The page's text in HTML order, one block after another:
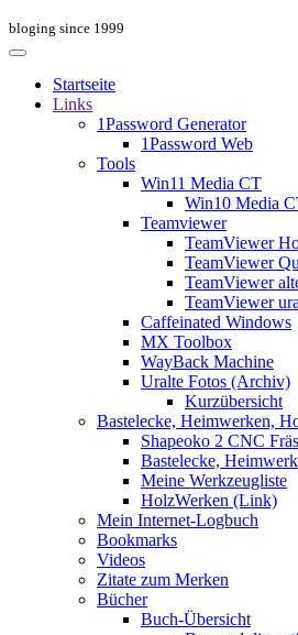
bloging since 1999
Startseite
Links
1Password Generator
1Password Web
Tools
Win11 Media CT
Win10 Media
Teamviewer
TeamViewer
TeamViewer
TeamViewer
TeamViewer
Caffeinated Windows
MX Toolbox
WayBack Machine
Uralte Fotos (Archiv)
Kurzübersicht
Bastelecke, Heimwerken,
Shapeoko 2 CNC
Bastelecke,
Meine Werkzeugliste
HolzWerken (Link)
Mein Internet-Logbuch
Bookmarks
Videos
Zitate zum Merken
Bücher
Buch-Übersicht